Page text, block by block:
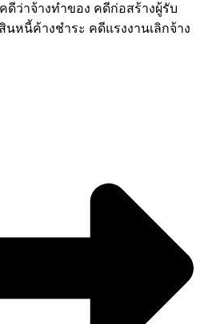
าจ้างทำของ คดีก่อสร้างผู้รับ
หนี้ค้างชำระ คดีแรงงานเลิกจ้าง